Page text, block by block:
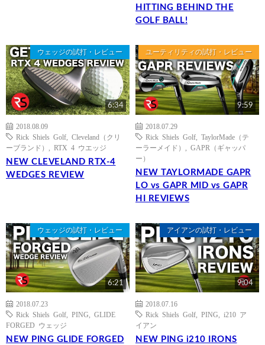
HITTING BEHIND THE
GOLF BALL!
ウェッジの試打・レビュー
6:34
2018.08.09
Rick Shiels Golf
Cleveland（クリ
ーブランド）
RTX 4 ウエッジ
NEW CLEVELAND RTX-4
WEDGES REVIEW
ユーティリティの試打・レビュー
9:59
2018.07.29
Rick Shiels Golf
TaylorMade（テ
ーラーメイド）
GAPR（ギャッパ
ー）
NEW TAYLORMADE GAPR
LO vs GAPR MID vs GAPR
HI REVIEWS
ウェッジの試打・レビュー
6:21
2018.07.23
Rick Shiels Golf
PING
GLIDE
FORGED ウェッジ
NEW PING GLIDE FORGED
アイアンの試打・レビュー
9:04
2018.07.16
Rick Shiels Golf
PING
i210 ア
イアン
NEW PING i210 IRONS